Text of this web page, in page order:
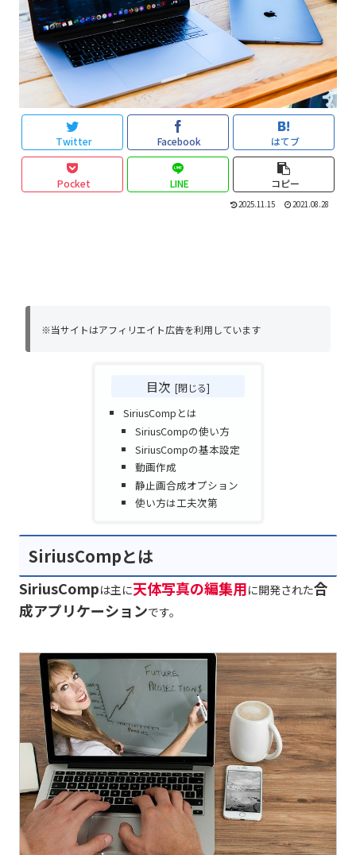
Twitter Facebook はてブ
Pocket LINE コピー
2025.11.15 2021.08.28
※当サイトはアフィリエイト広告を利用しています
目次
SiriusCompとは
SiriusCompの使い方
SiriusCompの基本設定
動画作成
静止画合成オプション
使い方は工夫次第
SiriusCompとは
SiriusCompは主に天体写真の編集用に開発された合
成アプリケーションです。